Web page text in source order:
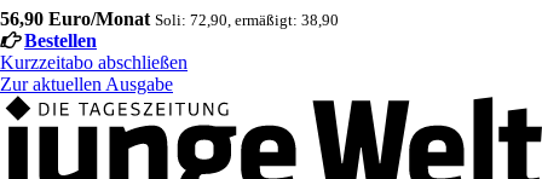
56,90 Euro/Monat Soli: 72,90, ermäßigt: 38,90
Bestellen
Kurzzeitabo abschließen
Zur aktuellen Ausgabe